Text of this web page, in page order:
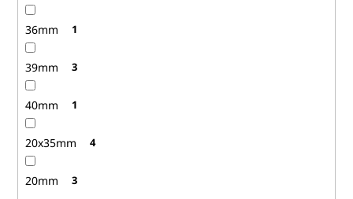
36mm 1
39mm 3
40mm 1
20x35mm 4
20mm 3